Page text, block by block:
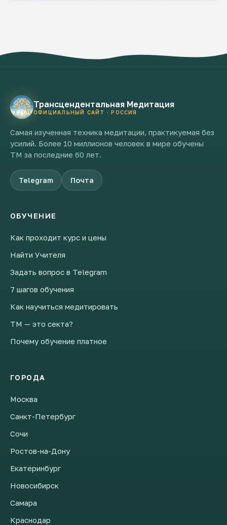
Трансцендентальная Медитация
ОФИЦИАЛЬНЫЙ САЙТ · РОССИЯ
Самая изученная техника медитации, практикуемая без
усилий. Более 10 миллионов человек в мире обучены
ТМ за последние 60 лет.
Telegram Почта
ОБУЧЕНИЕ
Как проходит курс и цены
Найти Учителя
Задать вопрос в Telegram
7 шагов обучения
Как научиться медитировать
ТМ — это секта?
Почему обучение платное
ГОРОДА
Москва
Санкт-Петербург
Сочи
Ростов-на-Дону
Екатеринбург
Новосибирск
Самара
Краснодар